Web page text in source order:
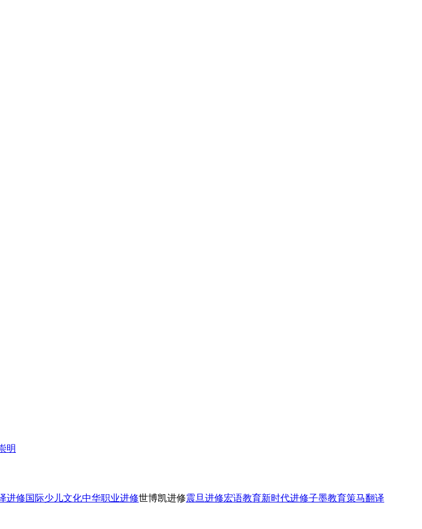
明
进修国际少儿文化中华职业进修世博凯进修震旦进修宏语教育新时代进修子墨教育策马翻译